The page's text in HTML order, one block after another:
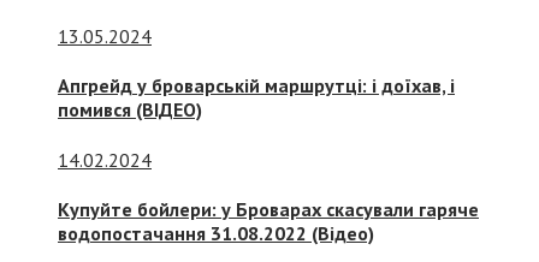
13.05.2024
Апгрейд у броварській маршрутці: і доїхав, і
помився (ВІДЕО)
14.02.2024
Купуйте бойлери: у Броварах скасували гаряче
водопостачання 31.08.2022 (Відео)